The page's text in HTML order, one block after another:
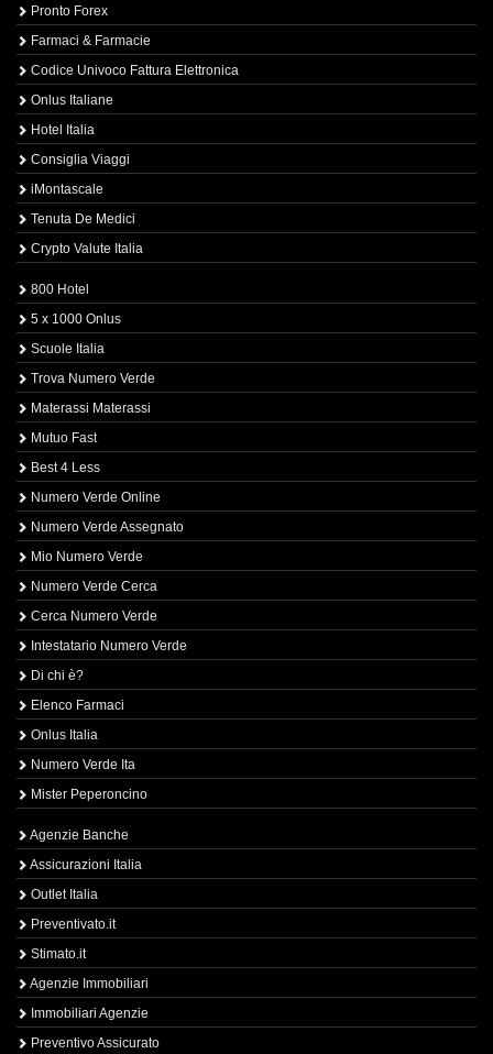
Pronto Forex
Farmaci & Farmacie
Codice Univoco Fattura Elettronica
Onlus Italiane
Hotel Italia
Consiglia Viaggi
iMontascale
Tenuta De Medici
Crypto Valute Italia
800 Hotel
5 x 1000 Onlus
Scuole Italia
Trova Numero Verde
Materassi Materassi
Mutuo Fast
Best 4 Less
Numero Verde Online
Numero Verde Assegnato
Mio Numero Verde
Numero Verde Cerca
Cerca Numero Verde
Intestatario Numero Verde
Di chi è?
Elenco Farmaci
Onlus Italia
Numero Verde Ita
Mister Peperoncino
Agenzie Banche
Assicurazioni Italia
Outlet Italia
Preventivato.it
Stimato.it
Agenzie Immobiliari
Immobiliari Agenzie
Preventivo Assicurato